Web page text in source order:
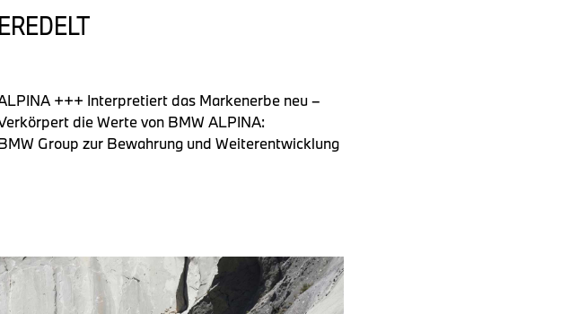
+++ Interpretiert das Markenerbe neu –
die Werte von BMW ALPINA:
Group zur Bewahrung und Weiterentwicklung